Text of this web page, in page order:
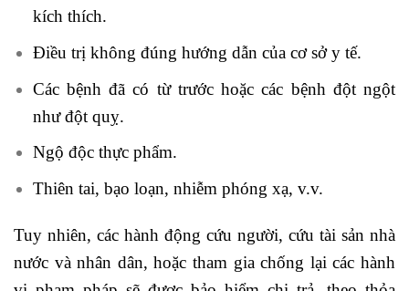
kích thích.
Điều trị không đúng hướng dẫn của cơ sở y tế.
Các bệnh đã có từ trước hoặc các bệnh đột ngột
như đột quỵ.
Ngộ độc thực phẩm.
Thiên tai, bạo loạn, nhiễm phóng xạ, v.v.
Tuy nhiên, các hành động cứu người, cứu tài sản nhà
nước và nhân dân, hoặc tham gia chống lại các hành